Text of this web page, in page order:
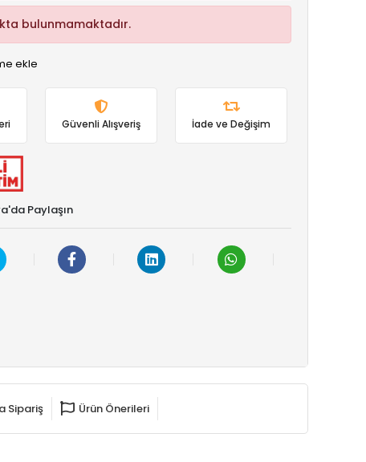
bulunmamaktadır.
ekle
Güvenli Alışveriş İade ve Değişim
Paylaşın
Sipariş Ürün Önerileri